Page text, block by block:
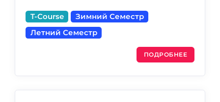
T-Course
Зимний Семестр
Летний Семестр
ПОДРОБНЕЕ